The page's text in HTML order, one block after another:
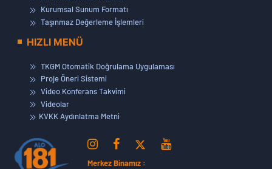
Kurumsal Sunum Formatı
Taşınmaz Değerleme İşlemleri
HIZLI MENÜ
TKGM Otomatik Doğrulama Uygulaması
Proje Öneri Sistemi
Video Konferans Takvimi
Videolar
KVKK Aydınlatma Metni
Merkez Binamız :